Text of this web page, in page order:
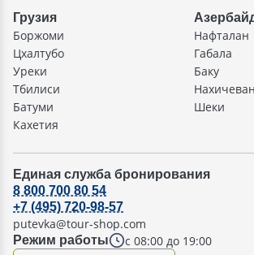
Грузия
Боржоми
Цхалтубо
Уреки
Тбилиси
Батуми
Кахетия
Нафталан
Габала
Баку
Шеки
Единая служба бронирования
Режим работы с 08:00 до 19:00
8 800 700 80 54
+7 (495) 720-98-57
putevka@tour-shop.com